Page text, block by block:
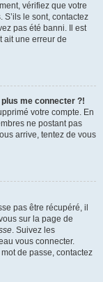
vérifiez que votre
S’ils le sont, contactez
pas été banni. Il est
ait une erreur de
me connecter ?!
votre compte. En
ne postant pas
arrive, tentez de vous
pas être récupéré, il
sur la page de
. Suivez les
vous connecter.
de passe, contactez